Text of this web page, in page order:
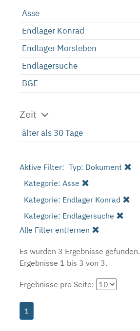
Asse
Endlager Konrad
Endlager Morsleben
Endlagersuche
BGE
Zeit
älter als 30 Tage
Aktive Filter: Typ: Dokument
Kategorie: Asse
Kategorie: Endlager Konrad
Kategorie: Endlagersuche
Alle Filter entfernen
Es wurden 3 Ergebnisse gefunden.
Ergebnisse 1 bis 3 von 3.
Ergebnisse pro Seite:
1